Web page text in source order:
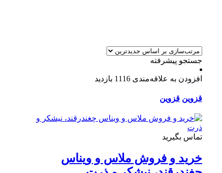
جستجو پیشرفته
افزودن به علاقه‌مندی 1116 بازدید
قزوین قزوین
تماس بگیرید
خرید و فروش ملاس و ویناس